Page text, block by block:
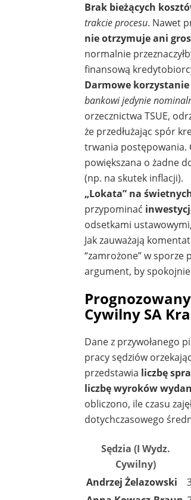
Brak bieżących
trakcie procesu. Nawet
nie otrzymuje ani
normalnie
finansową
Darmowe korzystanie
bankowi jedynie
orzecznictwa TSUE,
że przedłużając spór
trwania postępowania.
powiększana o żadne
(np. na skutek inflacji).
„Lokata” na
przypominać
odsetkami
Jak zauważają
“zamrożone” w
argument, by
Cywilny SA
Dane z przywołanego
pracy sędziów
przedstawia liczbę
liczbę wyroków
obliczono, ile czasu
dotychczasowego
Sędzia (I Wydz.
Cywilny)
Andrzej Żelazowski